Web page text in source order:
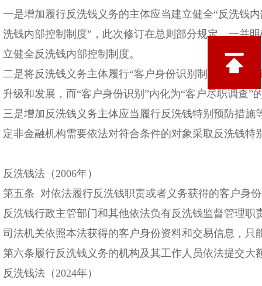
一是增加履行反洗钱义务的主体应当建立健全“反洗钱
洗钱内部控制制度”，此次修订在总则部分规定，一并
立健全反洗钱内部控制制度。
二是将反洗钱义务主体履行“客户身份识别制度”修改
升级和发展，而“客户身份识别”内化为“客户尽职调查”
三是增加反洗钱义务主体应当履行反洗钱特别预防措
定非金融机构需要依法对符合条件的对象采取反洗钱特
反洗钱法（2006年）
第五条 对依法履行反洗钱职责或者义务获得的客户身
反洗钱行政主管部门和其他依法负有反洗钱监督管理
司法机关依照本法获得的客户身份资料和交易信息，只
第六条履行反洗钱义务的机构及其工作人员依法提交大
反洗钱法（2024年）